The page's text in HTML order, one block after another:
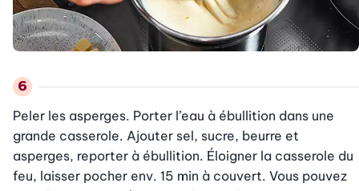
Peler les asperges. Porter l’eau à ébullition dans une
grande casserole. Ajouter sel, sucre, beurre et
asperges, reporter à ébullition. Éloigner la casserole du
feu, laisser pocher env. 15 min à couvert. Vous pouvez